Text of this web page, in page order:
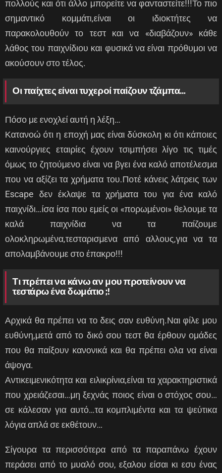
πολλούς και ότι άλλο μπορείτε να φανταστείτε!!!Το πιο
σημαντικό κομμάτι,είναι οι ιδιοκτήτες να
παρακολουθούν το τεστ και να «διαβάζουν» κάθε
λάθος του παιχνίδιου και φυσικά να είναι πρόθυμοι να
ακούσουν στο τέλος.
Οι παίχτες είναι τυχεροί παίζουν τζάμπα…
Πόσο με ενοχλεί αυτή η λέξη…
Κατανοώ ότι η εποχή μας είναι δύσκολη κι ότι κάποιες
καινούργιες εταιρίες έχουν τσιμπήσει λίγο τις τιμές
όμως το ζητούμενο είναι να βγει ένα καλό αποτέλεσμα
που να αξίζει τα χρήματα του.Ποτέ κάνεις λάτρεις των
Escape δεν έκλαψε τα χρήματα του για ένα καλό
παιχνίδι…ίσα ίσα που εμείς οι «πορωμένοι» θελουμε τα
καλά παιχνίδια να τα παίζουμε
ολοκληρωμένα,τεσταρισμενα από αλλους,για να τα
απολαμβάνουμε στο έπακρο!!!
Τι πρέπει να κάνω αν μου προτείνουν να
τεστάρω ένα δωμάτιο ;!
Αρχικά θα πρέπει να το δεις σαν ευθύνη.Ναι φίλε μου
ευθύνη,μετά από το δικό σου τεστ θα έρθουν ομάδες
που θα παίξουν κανονικά και θα πρέπει ολα να είναι
άψογα.
Αντικειμενικότητα και ειλικρίνια,είναι τα χαρακτηριστικά
που χρειάζεσαι…μη ξεχνάς ποιος είναι ο στόχος σου…
σε κάλεσαν για αυτό…τα κομπλιμέντα και τα ψεύτικα
λόγια απλά σε εκθέτουν…
Σίγουρα τα περισσότερα από τα παραπάνω έχουν
περάσει από το μυαλό σου, εξαλου είσαι κι εσυ ένας